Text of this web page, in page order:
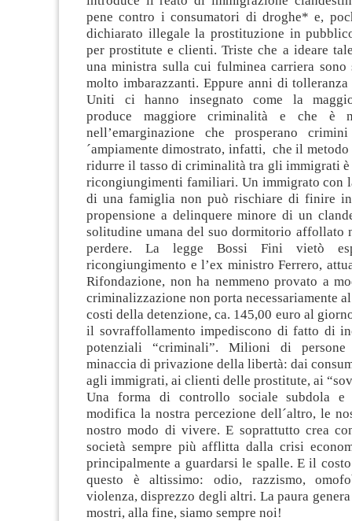
pene contro i consumatori di droghe* e,
dichiarato illegale la prostituzione in
per prostitute e clienti. Triste che a ideare
una ministra sulla cui fulminea carriera sono
molto imbarazzanti. Eppure anni di
Uniti ci hanno insegnato come la
produce maggiore criminalità e che è
nell’emarginazione che prosperano
´ampiamente dimostrato, infatti, che il
ridurre il tasso di criminalità tra gli immigrati
ricongiungimenti familiari. Un immigrato con
di una famiglia non può rischiare di finire
propensione a delinquere minore di un
solitudine umana del suo dormitorio affollato
perdere. La legge Bossi Fini vietò
ricongiungimento e l’ex ministro Ferrero,
Rifondazione, non ha nemmeno provato a
criminalizzazione non porta necessariamente
costi della detenzione, ca. 145,00 euro al
il sovraffollamento impediscono di fatto di
potenziali “criminali”. Milioni di persone
minaccia di privazione della libertà: dai
agli immigrati, ai clienti delle prostitute, ai
Una forma di controllo sociale subdola e
modifica la nostra percezione dell´altro, le
nostro modo di vivere. E soprattutto crea
società sempre più afflitta dalla crisi
principalmente a guardarsi le spalle. E il
questo è altissimo: odio, razzismo,
violenza, disprezzo degli altri. La paura
mostri, alla fine, siamo sempre noi!